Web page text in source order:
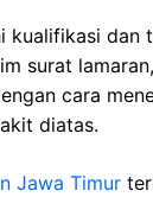
kualifikasi
surat
cara
diatas.
Jawa Timur